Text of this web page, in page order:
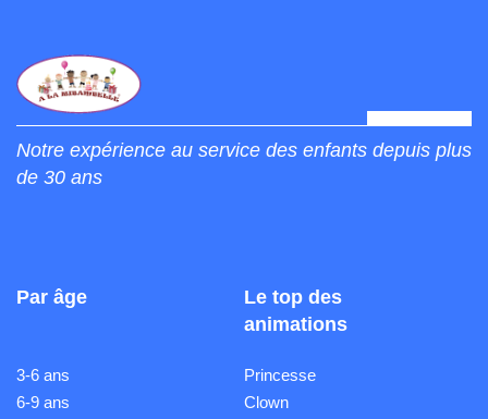
Notre expérience au service des enfants depuis plus
de 30 ans
Par âge
3-6 ans
6-9 ans
Le top des
animations
Princesse
Clown